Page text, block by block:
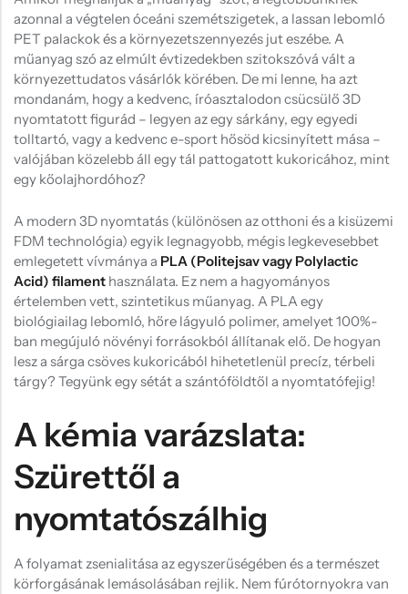
azonnal a végtelen óceáni szemétszigetek, a lassan lebomló
PET palackok és a környezetszennyezés jut eszébe. A
műanyag szó az elmúlt évtizedekben szitokszóvá vált a
környezettudatos vásárlók körében. De mi lenne, ha azt
mondanám, hogy a kedvenc, íróasztalodon csücsülő 3D
nyomtatott figurád – legyen az egy sárkány, egy egyedi
tolltartó, vagy a kedvenc e-sport hősöd kicsinyített mása –
valójában közelebb áll egy tál pattogatott kukoricához, mint
egy kőolajhordóhoz?
A modern 3D nyomtatás (különösen az otthoni és a kisüzemi
FDM technológia) egyik legnagyobb, mégis legkevesebbet
emlegetett vívmánya a PLA (Politejsav vagy Polylactic
Acid) filament használata. Ez nem a hagyományos
értelemben vett, szintetikus műanyag. A PLA egy
biológiailag lebomló, hőre lágyuló polimer, amelyet 100%-
ban megújuló növényi forrásokból állítanak elő. De hogyan
lesz a sárga csöves kukoricából hihetetlenül precíz, térbeli
tárgy? Tegyünk egy sétát a szántóföldtől a nyomtatófejig!
A kémia varázslata:
Szürettől a
nyomtatószálhig
A folyamat zsenialitása az egyszerűségében és a természet
körforgásának lemásolásában rejlik. Nem fúrótornyokra van
Hűtőmágnes, Kitűző
Plüss
Sapka
Táska, pénztárca
Egyedi céges ajándékok
Egyéb ajándék ötletek